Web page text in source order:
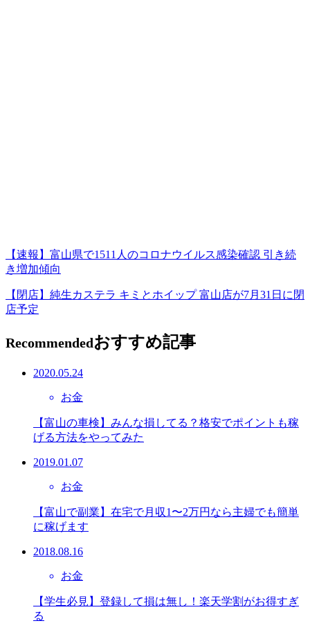
【速報】富山県で1511人のコロナウイルス感染確認 引き続
き増加傾向
【閉店】純生カステラ キミとホイップ 富山店が7月31日に閉
店予定
Recommendedおすすめ記事
2020.05.24
お金
【富山の車検】みんな損してる？格安でポイントも稼
げる方法をやってみた
2019.01.07
お金
【富山で副業】在宅で月収1〜2万円なら主婦でも簡単
に稼げます
2018.08.16
お金
【学生必見】登録して損は無し！楽天学割がお得すぎ
る